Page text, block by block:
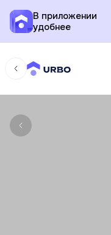
В приложении
удобнее